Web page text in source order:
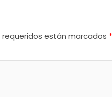
requeridos están marcados *